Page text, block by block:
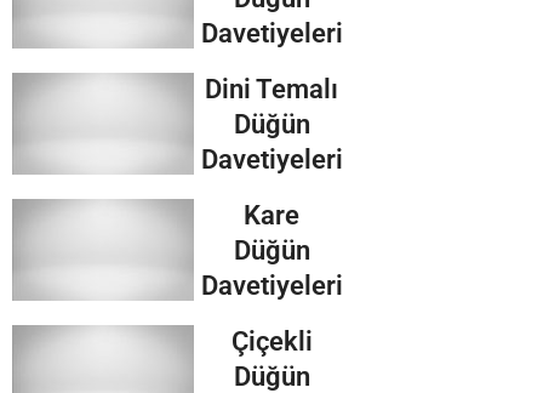
Davetiyeleri
Dini Temalı
Düğün
Davetiyeleri
Kare
Düğün
Davetiyeleri
Çiçekli
Düğün